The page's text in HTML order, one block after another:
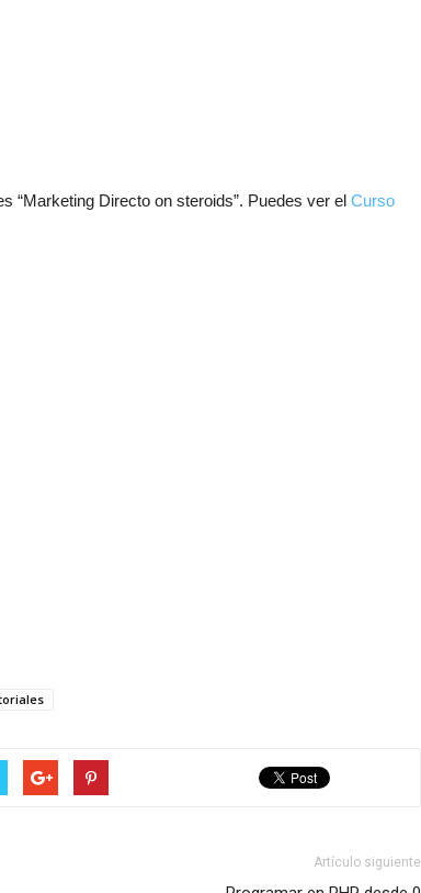
“Marketing Directo on steroids”. Puedes ver el Curso
Artículo siguiente